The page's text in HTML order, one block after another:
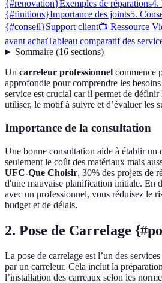
{#renovation}Exemples de réparations4.
{#finitions}Importance des joints5.
{#conseil}Support client📺 Ressource
avant achatTableau comparatif des
Sommaire(16 sections)
Un carreleur professionnel commence
approfondie pour comprendre les
service est crucial car il permet de définir
utiliser, le motif à suivre et d’évaluer les
Importance de la consultation
Une bonne consultation aide à établir un
seulement le coût des matériaux mais
UFC-Que Choisir, 30% des projets de
d'une mauvaise planification initiale. En
avec un professionnel, vous réduisez le
budget et de délais.
2. Pose de Carrelage
La pose de carrelage est l’un des
par un carreleur. Cela inclut la
l’installation des carreaux selon les